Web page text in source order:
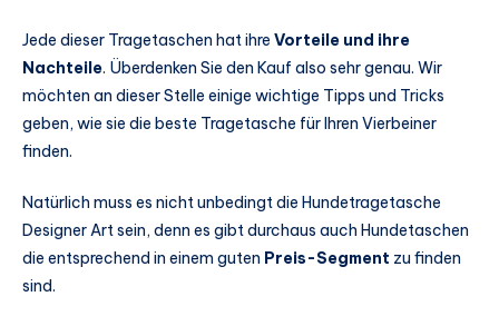
Jede dieser Tragetaschen hat ihre Vorteile und ihre
Nachteile. Überdenken Sie den Kauf also sehr genau. Wir
möchten an dieser Stelle einige wichtige Tipps und Tricks
geben, wie sie die beste Tragetasche für Ihren Vierbeiner
finden.
Natürlich muss es nicht unbedingt die Hundetragetasche
Designer Art sein, denn es gibt durchaus auch Hundetaschen
die entsprechend in einem guten Preis-Segment zu finden
sind.